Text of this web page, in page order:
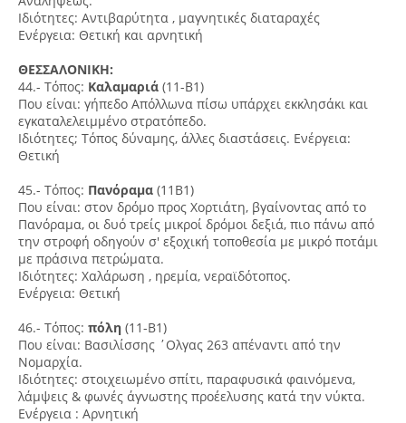
Ιδιότητες: Αντιβαρύτητα , μαγνητικές διαταραχές
Ενέργεια: Θετική και αρνητική
ΘΕΣΣΑΛΟΝΙΚΗ:
44.- Τόπος: Καλαμαριά (11-Β1)
Που είναι: γήπεδο Απόλλωνα πίσω υπάρχει εκκλησάκι και
εγκαταλελειμμένο στρατόπεδο.
Ιδιότητες; Τόπος δύναμης, άλλες διαστάσεις. Ενέργεια:
Θετική
45.- Τόπος: Πανόραμα (11Β1)
Που είναι: στον δρόμο προς Χορτιάτη, βγαίνοντας από το
Πανόραμα, οι δυό τρείς μικροί δρόμοι δεξιά, πιο πάνω από
την στροφή οδηγούν σ' εξοχική τοποθεσία με μικρό ποτάμι
με πράσινα πετρώματα.
Ιδιότητες: Χαλάρωση , ηρεμία, νεραϊδότοπος.
Ενέργεια: Θετική
46.- Τόπος: πόλη (11-Β1)
Που είναι: Βασιλίσσης ΄Ολγας 263 απέναντι από την
Νομαρχία.
Ιδιότητες: στοιχειωμένο σπίτι, παραφυσικά φαινόμενα,
λάμψεις & φωνές άγνωστης προέελυσης κατά την νύκτα.
Ενέργεια : Αρνητική